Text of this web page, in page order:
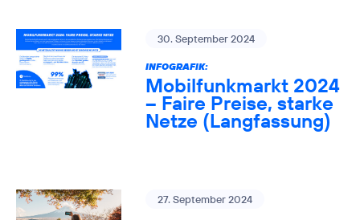
30. September 2024
INFOGRAFIK:
Mobilfunkmarkt 2024
– Faire Preise, starke
Netze (Langfassung)
27. September 2024